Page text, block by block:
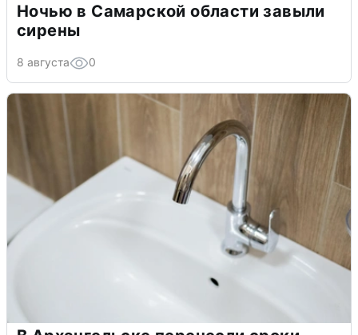
Ночью в Самарской области завыли
сирены
8 августа 0